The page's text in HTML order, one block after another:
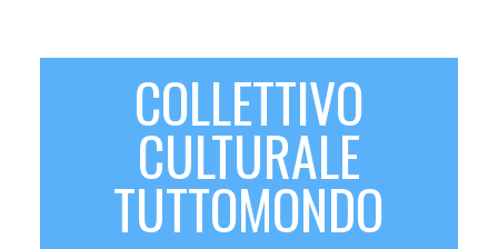
COLLETTIVO
CULTURALE
TUTTOMONDO